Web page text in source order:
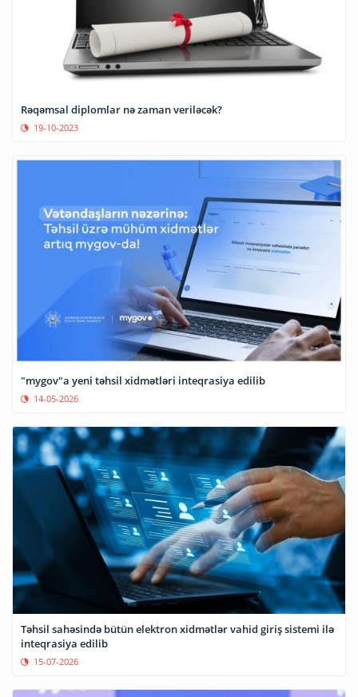
Rəqəmsal diplomlar nə zaman veriləcək?
19-10-2023
"mygov"a yeni təhsil xidmətləri inteqrasiya edilib
14-05-2026
Təhsil sahəsində bütün elektron xidmətlər vahid giriş sistemi ilə
inteqrasiya edilib
15-07-2026